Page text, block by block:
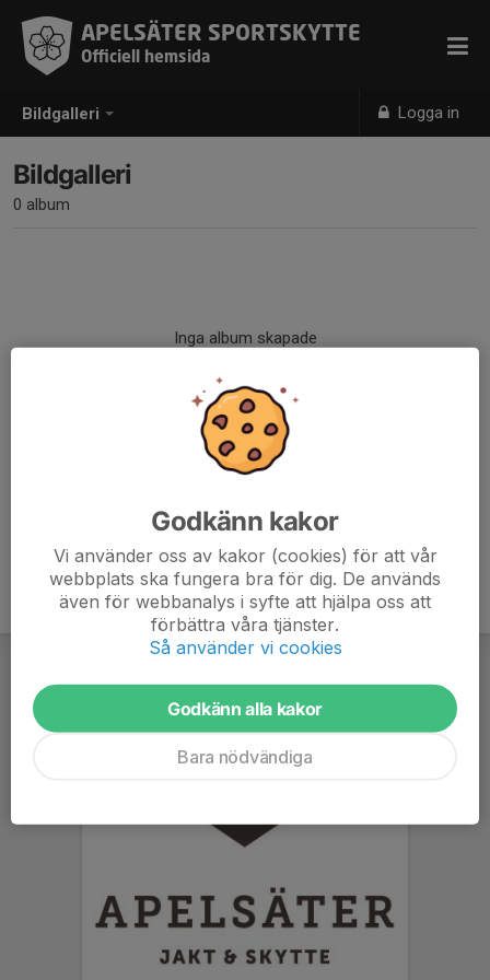
Bildgalleri Logga in
APELSÄTER SPORTSKYTTE
Officiell hemsida
Bildgalleri
0 album
Inga album skapade
Godkänn kakor
Vi använder oss av kakor (cookies) för att vår
webbplats ska fungera bra för dig. De används
även för webbanalys i syfte att hjälpa oss att
förbättra våra tjänster.
Så använder vi cookies
Godkänn alla kakor
Bara nödvändiga